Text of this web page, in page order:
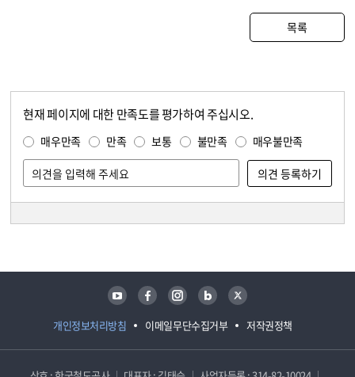
목록
현재 페이지에 대한 만족도를 평가하여 주십시오.
매우만족 만족 보통 불만족 매우불만족
개인정보처리방침 이메일무단수집거부 저작권정책
유튜브 페이스북 인스타그램 블로그 트위터